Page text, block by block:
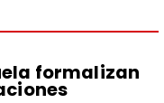
formalizan